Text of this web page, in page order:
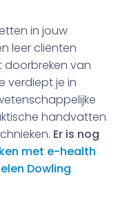
in jouw
leer cliënten
doorbreken van
verdiept je in
handvatten
Er is nog
met e-health
Dowling